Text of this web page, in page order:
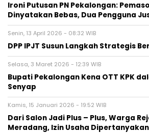
Ironi Putusan PN Pekalongan:
Dinyatakan Bebas, Dua Pengguna
Senin, 13 April 2026 - 08:32 WIB
DPP IPJT Susun Langkah Strategis
Selasa, 3 Maret 2026 - 12:39 WIB
Bupati Pekalongan Kena OTT KPK
Senyap
Kamis, 15 Januari 2026 - 19:52 WIB
Dari Salon Jadi Plus – Plus, Warga
Meradang, Izin Usaha Dipertanyakan